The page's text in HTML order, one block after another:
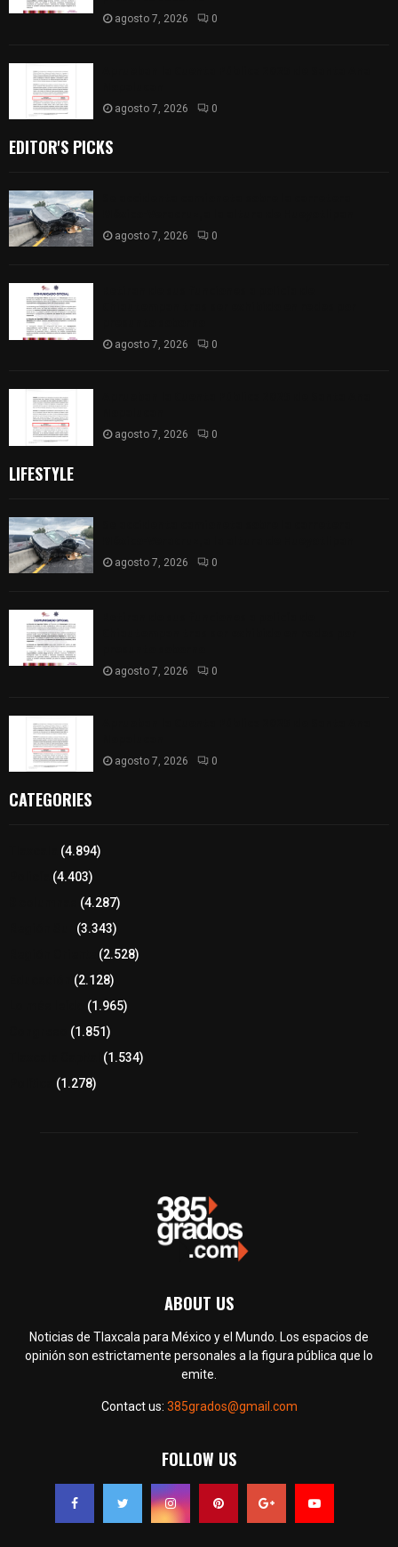
agosto 7, 2026 0
agosto 7, 2026 0
EDITOR'S PICKS
agosto 7, 2026 0
agosto 7, 2026 0
agosto 7, 2026 0
LIFESTYLE
agosto 7, 2026 0
agosto 7, 2026 0
agosto 7, 2026 0
CATEGORIES
(4.894)
(4.403)
(4.287)
(3.343)
(2.528)
(2.128)
(1.965)
(1.851)
(1.534)
(1.278)
ABOUT US
Noticias de Tlaxcala para México y el Mundo. Los espacios de
opinión son estrictamente personales a la figura pública que lo
emite.
Contact us: 385grados@gmail.com
FOLLOW US